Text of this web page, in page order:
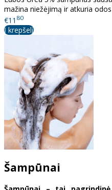
mažina niežėjimą ir atkuria odos
€11 80
Į krepšelį
Šampūnai